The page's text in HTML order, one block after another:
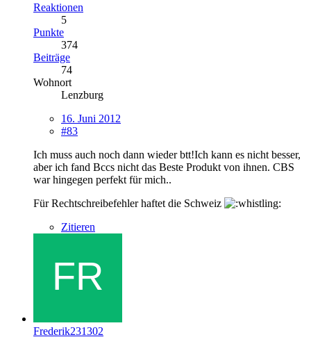
Reaktionen
5
Punkte
374
Beiträge
74
Wohnort
Lenzburg
16. Juni 2012
#83
Ich muss auch noch dann wieder btt!Ich kann es nicht besser,
aber ich fand Bccs nicht das Beste Produkt von ihnen. CBS
war hingegen perfekt für mich..
Für Rechtschreibefehler haftet die Schweiz
Zitieren
Frederik231302